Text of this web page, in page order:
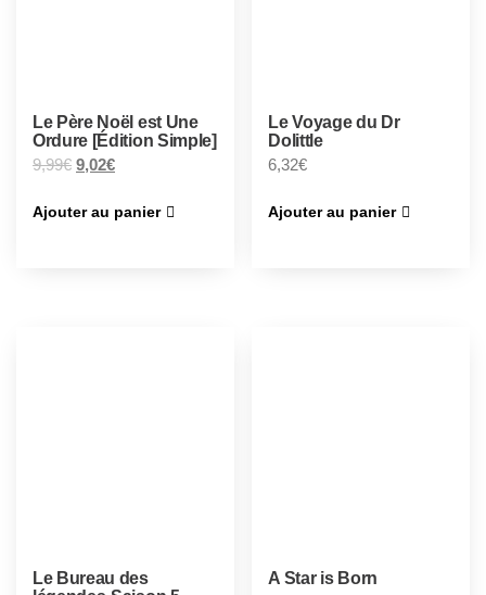
Le Père Noël est Une
Ordure [Édition Simple]
9,99€ 9,02€
Ajouter au panier
Le Voyage du Dr
Dolittle
6,32€
Ajouter au panier
Le Bureau des
A Star is Born